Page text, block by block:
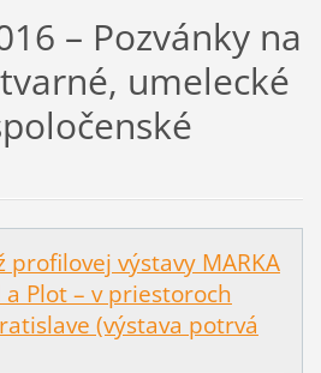
– Pozvánky na
umelecké
profilovej výstavy MARKA
a Plot – v priestoroch
(výstava potrvá